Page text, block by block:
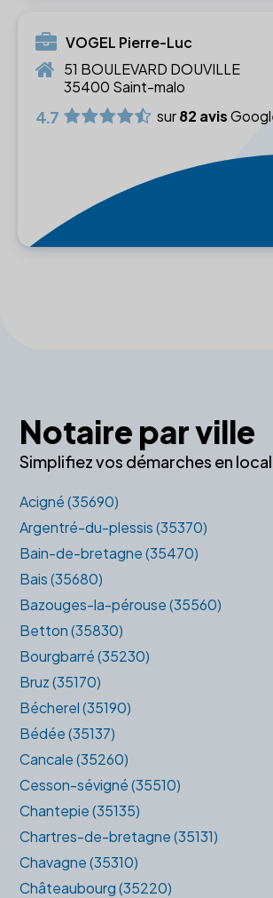
VOGEL Pierre-Luc
51 BOULEVARD DOUVILLE
35400 Saint-malo
4.7 sur82 avis
Notaire par ville
Simplifiez vos démarches en
Acigné (35690)
Argentré-du-plessis (35370)
Bain-de-bretagne (35470)
Bais (35680)
Bazouges-la-pérouse (35560)
Betton (35830)
Bourgbarré (35230)
Bruz (35170)
Bécherel (35190)
Bédée (35137)
Cancale (35260)
Cesson-sévigné (35510)
Chantepie (35135)
Chartres-de-bretagne (35131)
Chavagne (35310)
Châteaubourg (35220)